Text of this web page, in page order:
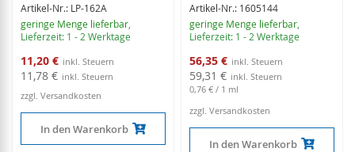
Artikel-Nr.: LP-162A
geringe Menge lieferbar
Lieferzeit: 1 - 2 Werktage
Sonderangebot
11,20 €
11,78 €
zzgl. Versandkosten
In den Warenkorb
Artikel-Nr.: 1605144
geringe Menge lieferbar
Lieferzeit: 1 - 2 Werktage
Sonderangebot
56,35 €
59,31 €
0,76 € / 1 ml
zzgl. Versandkosten
In den Warenkorb